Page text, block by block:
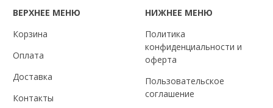
ВЕРХНЕЕ МЕНЮ
Корзина
Оплата
Доставка
Контакты
НИЖНЕЕ МЕНЮ
Политика
конфиденциальности и
оферта
Пользовательское
соглашение